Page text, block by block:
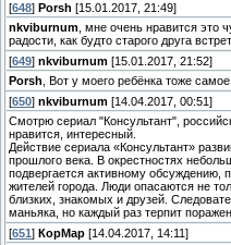
[648] Porsh [15.01.2017, 21:49]
nkviburnum , мне очень нравится это
радости, как будто старого друга
[649] nkviburnum [15.01.2017, 21:52]
Porsh , Вот у моего ребёнка тоже самое.
[650] nkviburnum [14.04.2017, 00:51]
Смотрю сериал "Консультант",
нравится, интересный.
Действие сериала «Консультант»
прошлого века. В окрестностях
подвергается активному обсуждению,
жителей города. Люди опасаются не
близких, знакомых и друзей.
маньяка, но каждый раз терпит
[651 ] КорМар [14.04.2017, 14:11]